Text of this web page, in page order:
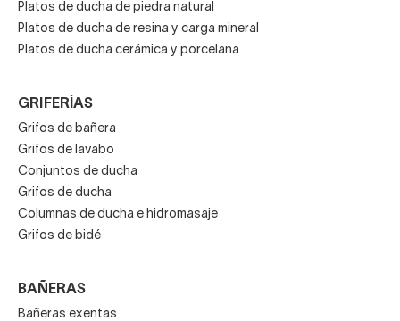
Platos de ducha de piedra natural
Platos de ducha de resina y carga mineral
Platos de ducha cerámica y porcelana
GRIFERÍAS
Grifos de bañera
Grifos de lavabo
Conjuntos de ducha
Grifos de ducha
Columnas de ducha e hidromasaje
Grifos de bidé
BAÑERAS
Bañeras exentas